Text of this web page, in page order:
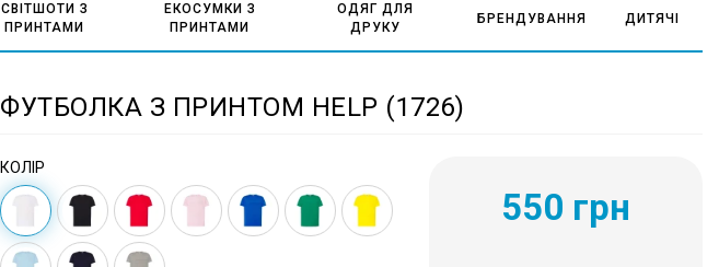
СВІТШОТИ З
ПРИНТАМИ
ЕКОСУМКИ З
ПРИНТАМИ
ОДЯГ ДЛЯ
ДРУКУ
БРЕНДУВАННЯ ДИТЯЧІ
ФУТБОЛКА З ПРИНТОМ HELP (1726)
КОЛІР
550 грн